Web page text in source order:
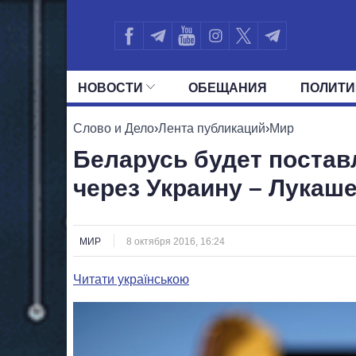
НОВОСТИ ОБЕЩАНИЯ
ВСЕ ПОЛИТИКИ ПРЕЗИДЕНТ И
Слово и Дело›Лента публикаций›Мир
Беларусь будет
через Украину –
МИР 8 октября 2016, 16:24
Читати українською